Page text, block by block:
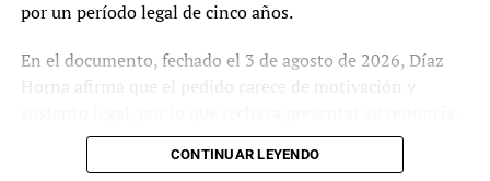
Congresista Margot Palacios presentó moción de vacancia
NO TE LO PIERDAS:
Putin gana elecciones con más de 87% de votos rusos
por un período legal de cinco años.
En el documento, fechado el 3 de agosto de 2026, Díaz
Horna afirma que el pedido carece de motivación y
Argumenta que la Presidencia del Consejo Directivo del
OEFA constituye un cargo de designación o remoción
CONTINUAR LEYENDO